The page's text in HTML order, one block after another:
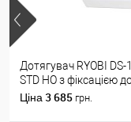
Дотягувач RYOBI DS-
STD HO з фіксацією
Білий
Ціна 3 685 грн.